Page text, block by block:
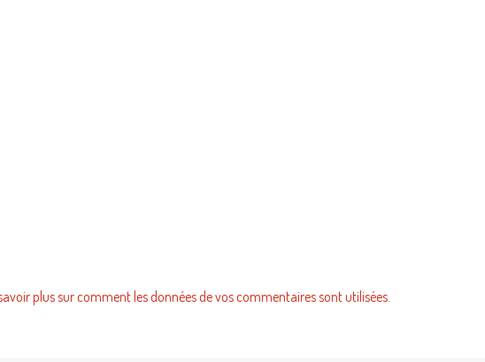
plus sur comment les données de vos commentaires sont utilisées.